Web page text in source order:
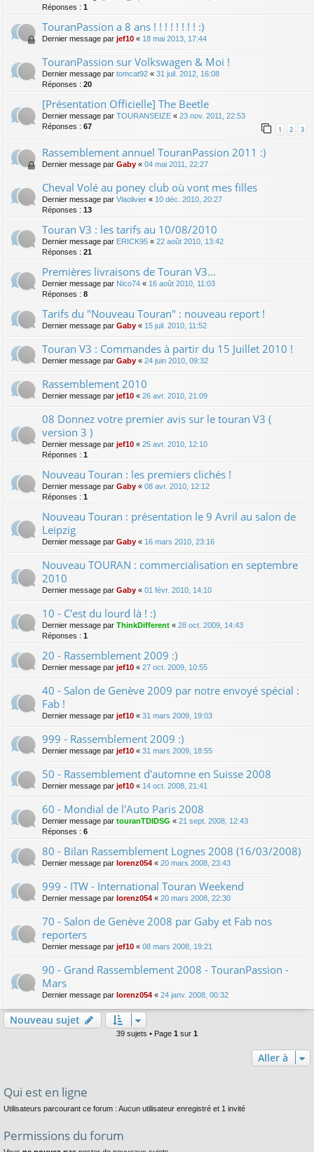
Réponses : 1
TouranPassion a 8 ans ! ! ! ! ! ! ! ! :)
Dernier message par jef10 « 18 mai 2013, 17:44
TouranPassion sur Volkswagen & Moi !
Dernier message par tomcat92 « 31 juil. 2012, 16:08
Réponses : 20
[Présentation Officielle] The Beetle
Dernier message par TOURANSEIZE « 23 nov. 2011, 22:53
Réponses : 67 1 2 3
Rassemblement annuel TouranPassion 2011 :)
Dernier message par Gaby « 04 mai 2011, 22:27
Cheval Volé au poney club où vont mes filles
Dernier message par Vlaolivier « 10 déc. 2010, 20:27
Réponses : 13
Touran V3 : les tarifs au 10/08/2010
Dernier message par ERICK95 « 22 août 2010, 13:42
Réponses : 21
Premières livraisons de Touran V3...
Dernier message par Nico74 « 16 août 2010, 11:03
Réponses : 8
Tarifs du "Nouveau Touran" : nouveau report !
Dernier message par Gaby « 15 juil. 2010, 11:52
Touran V3 : Commandes à partir du 15 Juillet 2010 !
Dernier message par Gaby « 24 juin 2010, 09:32
Rassemblement 2010
Dernier message par jef10 « 26 avr. 2010, 21:09
08 Donnez votre premier avis sur le touran V3 (
version 3 )
Dernier message par jef10 « 25 avr. 2010, 12:10
Réponses : 1
Nouveau Touran : les premiers clichés !
Dernier message par Gaby « 08 avr. 2010, 12:12
Réponses : 1
Nouveau Touran : présentation le 9 Avril au salon de
Leipzig
Dernier message par Gaby « 16 mars 2010, 23:16
Nouveau TOURAN : commercialisation en septembre
2010
Dernier message par Gaby « 01 févr. 2010, 14:10
10 - C'est du lourd là ! :)
Dernier message par ThinkDifferent « 28 oct. 2009, 14:43
Réponses : 1
20 - Rassemblement 2009 :)
Dernier message par jef10 « 27 oct. 2009, 10:55
40 - Salon de Genève 2009 par notre envoyé spécial :
Fab !
Dernier message par jef10 « 31 mars 2009, 19:03
999 - Rassemblement 2009 :)
Dernier message par jef10 « 31 mars 2009, 18:55
50 - Rassemblement d'automne en Suisse 2008
Dernier message par jef10 « 14 oct. 2008, 21:41
60 - Mondial de l'Auto Paris 2008
Dernier message par touranTDIDSG « 21 sept. 2008, 12:43
Réponses : 6
80 - Bilan Rassemblement Lognes 2008 (16/03/2008)
Dernier message par lorenz054 « 20 mars 2008, 23:43
999 - ITW - International Touran Weekend
Dernier message par lorenz054 « 20 mars 2008, 22:30
70 - Salon de Genève 2008 par Gaby et Fab nos
reporters
Dernier message par jef10 « 08 mars 2008, 19:21
90 - Grand Rassemblement 2008 - TouranPassion -
Mars
Dernier message par lorenz054 « 24 janv. 2008, 00:32
Nouveau sujet
39 sujets • Page 1 sur 1
Aller à
Qui est en ligne
Utilisateurs parcourant ce forum : Aucun utilisateur enregistré et 1 invité
Permissions du forum